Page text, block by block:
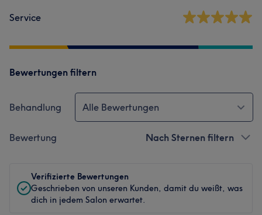
Service
Bewertungen filtern
Behandlung Alle Bewertungen
Bewertung Nach Sternen filtern
Verifizierte Bewertungen
Geschrieben von unseren Kunden, damit du weißt, was
dich in jedem Salon erwartet.